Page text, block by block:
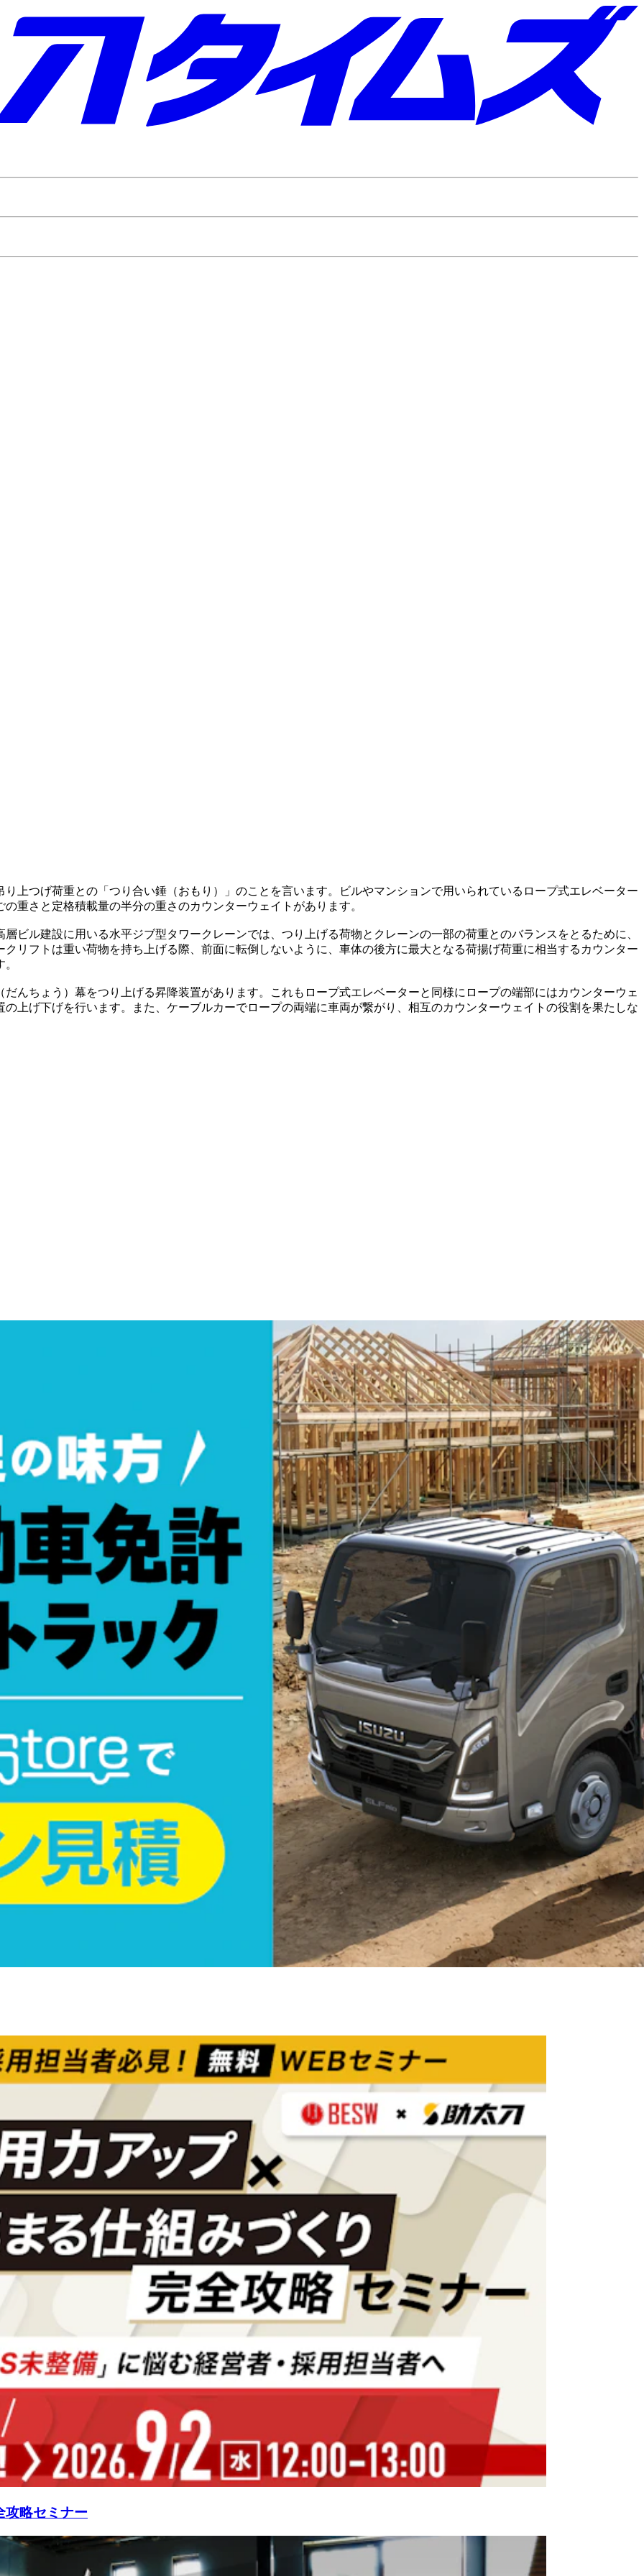
上つげ荷重との「つり合い錘（おもり）」のことを言います。ビルやマンションで用いられているロープ式エレベーター
重さと定格積載量の半分の重さのカウンターウェイトがあります。
ビル建設に用いる水平ジブ型タワークレーンでは、つり上げる荷物とクレーンの一部の荷重とのバランスをとるために、
リフトは重い荷物を持ち上げる際、前面に転倒しないように、車体の後方に最大となる荷揚げ荷重に相当するカウンター
んちょう）幕をつり上げる昇降装置があります。これもロープ式エレベーターと同様にロープの端部にはカウンターウェ
上げ下げを行います。また、ケーブルカーでロープの両端に車両が繋がり、相互のカウンターウェイトの役割を果たしな
攻略セミナー